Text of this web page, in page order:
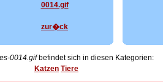
zur�ck
0014.gifbefindet sich in diesen Kategorien:
Katzen Tiere